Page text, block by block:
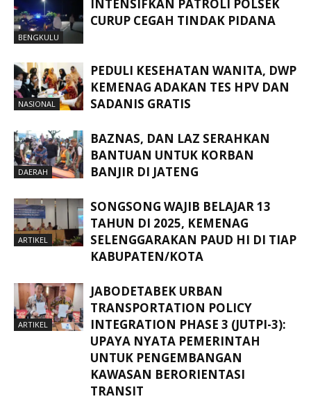
BENGKULU
INTENSIFKAN PATROLI POLSEK
CURUP CEGAH TINDAK PIDANA
NASIONAL
PEDULI KESEHATAN WANITA, DWP
KEMENAG ADAKAN TES HPV DAN
SADANIS GRATIS
DAERAH
BAZNAS, DAN LAZ SERAHKAN
BANTUAN UNTUK KORBAN
BANJIR DI JATENG
ARTIKEL
SONGSONG WAJIB BELAJAR 13
TAHUN DI 2025, KEMENAG
SELENGGARAKAN PAUD HI DI TIAP
KABUPATEN/KOTA
ARTIKEL
JABODETABEK URBAN
TRANSPORTATION POLICY
INTEGRATION PHASE 3 (JUTPI-3):
UPAYA NYATA PEMERINTAH
UNTUK PENGEMBANGAN
KAWASAN BERORIENTASI
TRANSIT